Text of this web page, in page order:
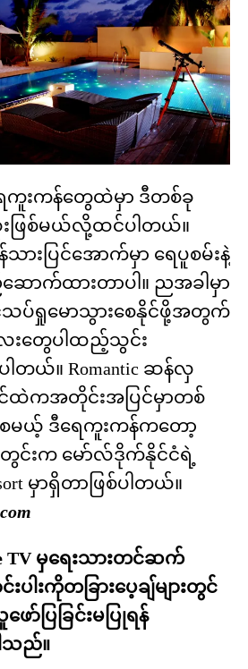
ေကူးကန်တွေထဲမှာ ဒီတစ်ခု
ဖြစ်မယ်လို့ထင်ပါတယ်။
ားပြင်အောက်မှာ ရေပူစမ်းနဲ့
ာက်ထားတာပါ။ ညအခါမှာ
ပ်ရှုမောသွားစေနိုင်ဖို့အတွက်
းတွေပါထည့်သွင်း
ယ်။ Romantic ဆန်လှ
ထဲကအတိုင်းအပြင်မှာတစ်
မယ့် ဒီရေကူးကန်ကတော့
င်းက မော်လ်ဒိုက်နိုင်ငံရဲ့
မှာရှိတာဖြစ်ပါတယ်။
TV မှရေးသားတင်ဆက်
ါးကိုတခြားပေ့ချ်များတွင်
ော်ပြခြင်းမပြုရန်
သည်။